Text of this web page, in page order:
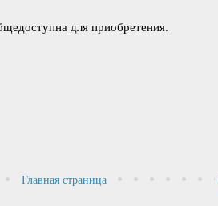
для приобретения.
Главная страница